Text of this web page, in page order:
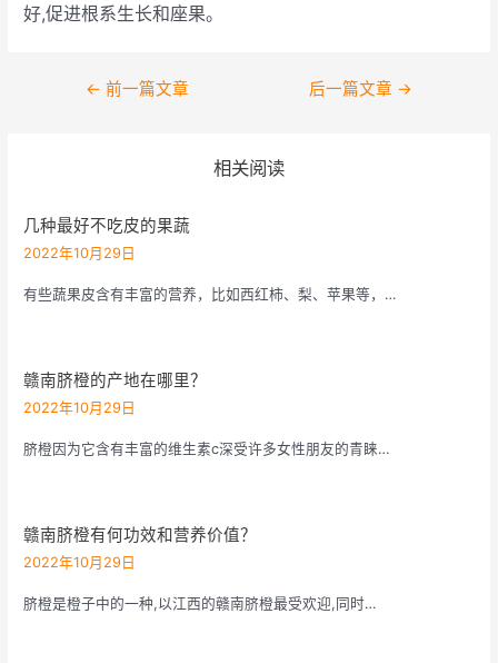
好,促进根系生长和座果。
← 前一篇文章 后一篇文章 →
相关阅读
几种最好不吃皮的果蔬
2022年10月29日
有些蔬果皮含有丰富的营养，比如西红柿、梨、苹果等，…
赣南脐橙的产地在哪里？
2022年10月29日
脐橙因为它含有丰富的维生素c深受许多女性朋友的青睐…
赣南脐橙有何功效和营养价值？
2022年10月29日
脐橙是橙子中的一种,以江西的赣南脐橙最受欢迎,同时…